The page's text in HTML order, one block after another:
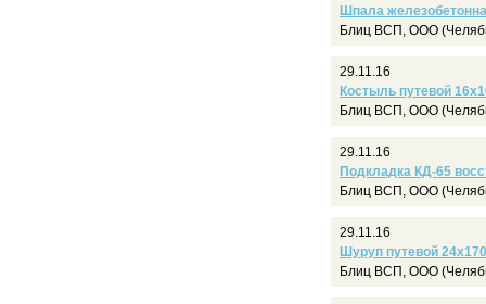
Шпала
Блиц ВСП, ООО
29.11.16
Костыль путевой
Блиц ВСП, ООО
29.11.16
Подкладка КД-65
Блиц ВСП, ООО
29.11.16
Шуруп путевой
Блиц ВСП, ООО